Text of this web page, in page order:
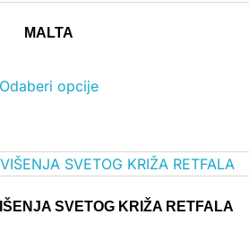
MALTA
Odaberi opcije
SVETOG KRIŽA RETFALA